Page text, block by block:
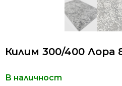
Килим 300/400 Лора
В наличност